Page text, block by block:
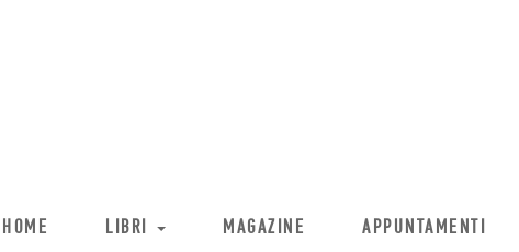
HOME LIBRI MAGAZINE APPUNTAMENTI